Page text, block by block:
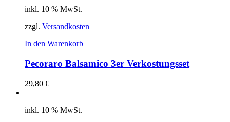
inkl. 10 % MwSt.
zzgl. Versandkosten
In den Warenkorb
Pecoraro Balsamico 3er Verkostungsset
29,80 €
inkl. 10 % MwSt.